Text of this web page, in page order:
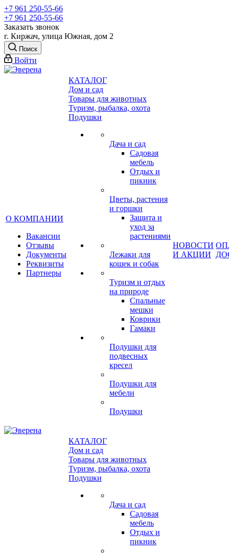
+7 961 250-55-66
+7 961 250-55-66
Заказать звонок
г. Киржач, улица Южная, дом 2
Поиск
Войти
О КОМПАНИИ
Вакансии
Отзывы
Документы
Реквизиты
Партнеры
КАТАЛОГ
Дом и сад
Товары для животных
Туризм, рыбалка, охота
Подушки
Дача и сад
Садовая
мебель
Отдых и
пикник
Цветы, растения
и горшки
Защита и
уход за
растениями
Лежаки для
кошек и собак
Туризм и отдых
на природе
Спальные
мешки
Коврики
Гамаки
Подушки для
подвесных
кресел
Подушки для
мебели
Подушки
НОВОСТИ
И АКЦИИ
КАТАЛОГ
Дом и сад
Товары для животных
Туризм, рыбалка, охота
Подушки
Дача и сад
Садовая
мебель
Отдых и
пикник